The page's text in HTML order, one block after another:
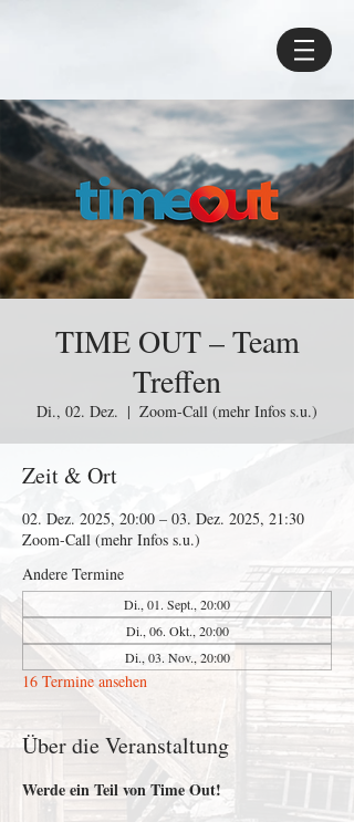
TIME OUT – Team
Treffen
Di., 02. Dez.
  |
Zoom-Call (mehr Infos s.u.)
Zeit & Ort
02. Dez. 2025, 20:00 – 03. Dez. 2025, 21:30
Zoom-Call (mehr Infos s.u.)
Andere Termine
Di., 01. Sept., 20:00
Di., 06. Okt., 20:00
Di., 03. Nov., 20:00
16 Termine ansehen
Über die Veranstaltung
Werde ein Teil von Time Out!